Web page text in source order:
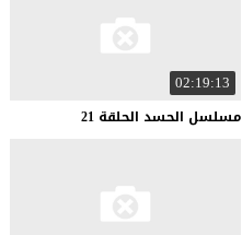
02:19:13
مسلسل الحسد الحلقة 21